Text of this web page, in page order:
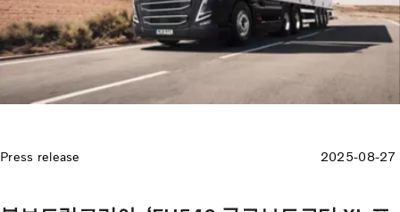
Press release 2025-08-27